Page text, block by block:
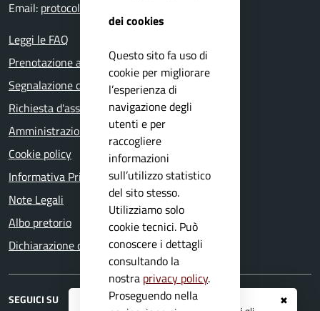
✖
Email: protocollo@comune.mazzano.bs.it
Leggi le FAQ
Prenotazione appuntamento
Segnalazione disservizio
Richiesta d'assistenza
Amministrazione trasparente
Cookie policy
Informativa Privacy
Note Legali
Albo pretorio
Dichiarazione di accessibilità
SEGUICI SU
dei cookies
Questo sito fa uso di
cookie per migliorare
l’esperienza di
navigazione degli
utenti e per
raccogliere
informazioni
sull’utilizzo statistico
del sito stesso.
Utilizziamo solo
cookie tecnici. Può
conoscere i dettagli
consultando la
nostra privacy policy.
Proseguendo nella